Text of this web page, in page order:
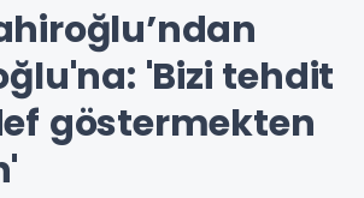
'Bizi tehdit
göstermekten